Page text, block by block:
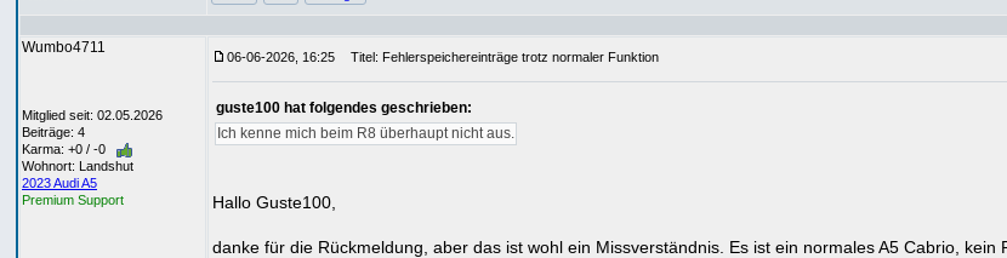
Wumbo4711
Mitglied seit: 02.05.2026
Beiträge: 4
Karma: +0 / -0
Wohnort: Landshut
2023 Audi A5
Premium Support
06-06-2026, 16:25 Titel: Fehlerspeichereinträge trotz normaler Funktion
guste100 hat folgendes geschrieben:
Ich kenne mich beim R8 überhaupt nicht aus.
Hallo Guste100,
danke für die Rückmeldung, aber das ist wohl ein Missverständnis. Es ist ein normales A5 Cabrio, kein